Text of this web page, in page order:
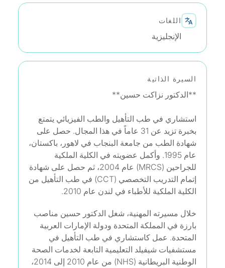
اللغات
الإنجليزية
السيرة الذاتية
**الدكتور نزاكت حسين**
استشاري في طب التأهيل والطب الفيزيائي يتمتع
بخبرة تزيد عن 31 عاماً في هذا المجال. حصل على
شهادة الطب من جامعة البنجاب في لاهور، باكستان،
عام 1995. وأكمل عضويته في الكلية الملكية
للجراحين (MRCS) عام 2004، ثم حصل على شهادة
إتمام التدريب التخصصي (CCT) في طب التأهيل من
الكلية الملكية للأطباء في لندن عام 2010.
خلال مسيرته المهنية، شغل الدكتور حسين مناصب
بارزة في المملكة المتحدة ودولة الإمارات العربية
المتحدة. عمل كاستشاري في طب التأهيل في
مستشفيات شيفيلد التعليمية التابعة لخدمات الصحة
الوطنية البريطانية (NHS) من عام 2010 إلى 2014،